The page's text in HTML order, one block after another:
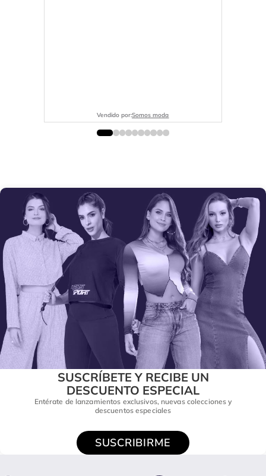
Vendido por:Somos moda
SUSCRÍBETE Y RECIBE UN
DESCUENTO ESPECIAL
Entérate de lanzamientos exclusivos, nuevas colecciones y
descuentos especiales
SUSCRIBIRME